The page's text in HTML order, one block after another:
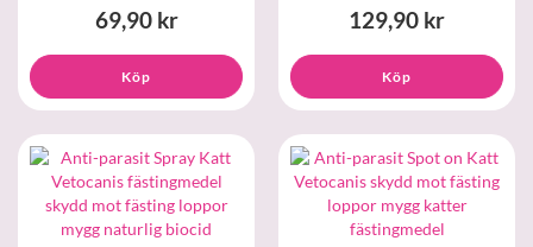
69,90 kr
Köp
129,90 kr
Köp